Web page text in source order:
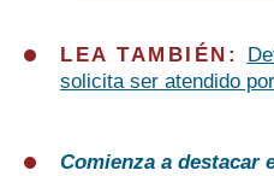
LEA TAMBIÉN:
solicita ser atendido
Comienza a destacar